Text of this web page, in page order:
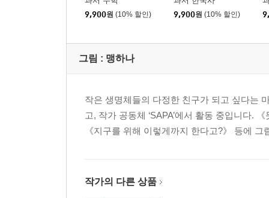
9,900원 (10% 할인) 9,900원 (10% 할인)
그림 : 맹하나
작은 생명체들의 다정한 친구가 되고 싶다는
고, 작가 공동체 ‘SAPA’에서 활동 중입니다.
《지구를 위해 이렇게까지 한다고?》 등에 그
작가의 다른 상품